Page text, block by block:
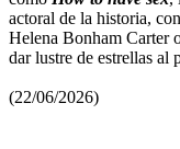
actoral de la historia,
Helena Bonham Carter
dar lustre de estrellas al
(22/06/2026)